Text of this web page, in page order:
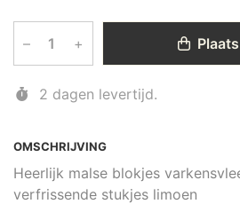
OMSCHRIJVING
Heerlijk malse blokjes
verfrissende stukjes limoen
– +
2 dagen levertijd.